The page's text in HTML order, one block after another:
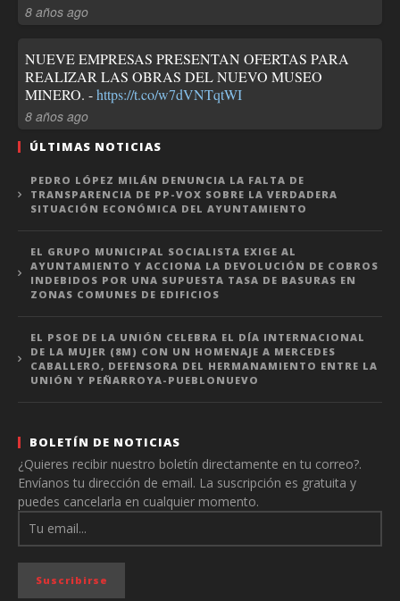
8 años ago
NUEVE EMPRESAS PRESENTAN OFERTAS PARA
REALIZAR LAS OBRAS DEL NUEVO MUSEO
MINERO. -https://t.co/w7dVNTqtWI
8 años ago
ÚLTIMAS NOTICIAS
PEDRO LÓPEZ MILÁN DENUNCIA LA FALTA DE
TRANSPARENCIA DE PP-VOX SOBRE LA VERDADERA
SITUACIÓN ECONÓMICA DEL AYUNTAMIENTO
EL GRUPO MUNICIPAL SOCIALISTA EXIGE AL
AYUNTAMIENTO Y ACCIONA LA DEVOLUCIÓN DE COBROS
INDEBIDOS POR UNA SUPUESTA TASA DE BASURAS EN
ZONAS COMUNES DE EDIFICIOS
EL PSOE DE LA UNIÓN CELEBRA EL DÍA INTERNACIONAL
DE LA MUJER (8M) CON UN HOMENAJE A MERCEDES
CABALLERO, DEFENSORA DEL HERMANAMIENTO ENTRE LA
UNIÓN Y PEÑARROYA-PUEBLONUEVO
BOLETÍN DE NOTICIAS
¿Quieres recibir nuestro boletín directamente en tu correo?.
Envíanos tu dirección de email. La suscripción es gratuita y
puedes cancelarla en cualquier momento.